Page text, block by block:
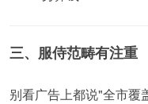
三、服侍范畴有注重
别看广告上都说"全市覆